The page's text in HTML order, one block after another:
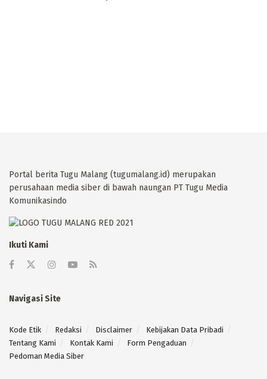
Portal berita Tugu Malang (tugumalang.id) merupakan
perusahaan media siber di bawah naungan PT Tugu Media
Komunikasindo
Ikuti Kami
Navigasi Site
Kode Etik Redaksi Disclaimer
Kebijakan Data Pribadi
Tentang Kami
Kontak Kami
Form Pengaduan
Pedoman Media Siber